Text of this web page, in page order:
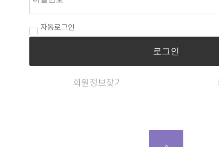
자동로그인
로그인
회원정보찾기